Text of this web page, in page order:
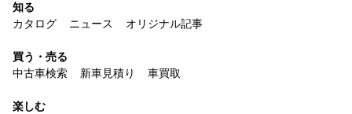
知る
カタログ
ニュース オリジナル記事
買う・売る
中古車検索
新車見積り 車買取
楽しむ